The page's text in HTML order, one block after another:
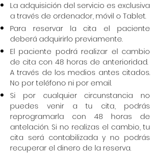
La adquisición del servicio es exclusiva
a través de ordenador, móvil o Tablet.
Para reservar la cita el paciente
deberá adquirirlo previamente.
El paciente podrá realizar el cambio
de cita con 48 horas de anterioridad.
A través de los medios antes citados.
No por teléfono ni por email.
Si por cualquier circunstancia no
puedes venir a tu cita, podrás
reprogramarla con 48 horas de
antelación. Si no realizas el cambio, tu
cita será contabilizada y no podrás
recuperar el dinero de la reserva.